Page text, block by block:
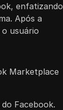
enfatizando
Após a
usuário
Marketplace
Facebook.